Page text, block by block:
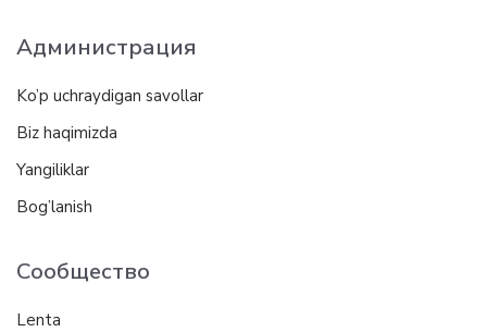
Администрация
Ko’p uchraydigan savollar
Biz haqimizda
Yangiliklar
Bog’lanish
Сообщество
Lenta